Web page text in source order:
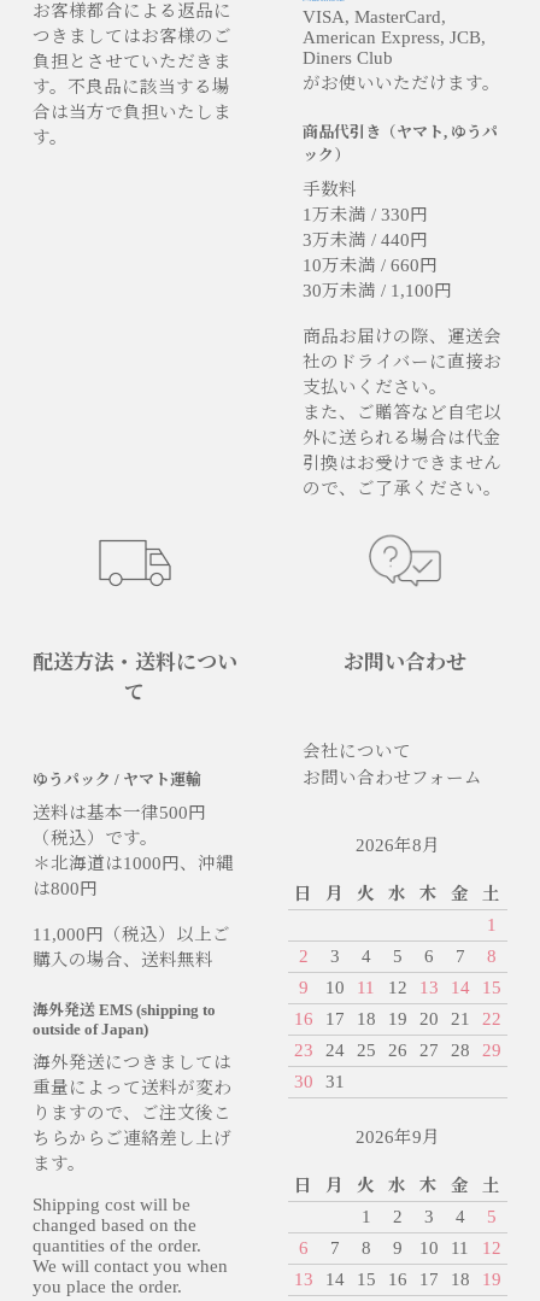
お客様都合による返品に
つきましてはお客様のご
負担とさせていただきま
す。不良品に該当する場
合は当方で負担いたしま
す。
VISA, MasterCard,
American Express, JCB,
Diners Club
がお使いいただけます。
商品代引き（ヤマト, ゆうパ
ック）
手数料
1万未満 / 330円
3万未満 / 440円
10万未満 / 660円
30万未満 / 1,100円
商品お届けの際、運送会
社のドライバーに直接お
支払いください。
また、ご贈答など自宅以
外に送られる場合は代金
引換はお受けできません
ので、ご了承ください。
配送方法・送料につい
て
ゆうパック / ヤマト運輸
送料は基本一律500円
（税込）です。
＊北海道は1000円、沖縄
は800円
11,000円（税込）以上ご
購入の場合、送料無料
海外発送 EMS (shipping to
outside of Japan)
海外発送につきましては
重量によって送料が変わ
りますので、ご注文後こ
ちらからご連絡差し上げ
ます。
Shipping cost will be
changed based on the
quantities of the order.
We will contact you when
you place the order.
お問い合わせ
会社について
お問い合わせフォーム
2026年8月
日 月 火 水 木 金
土
1
2
3 4 5 6 7
8
9
10 11 12 13 14
15
16
17 18 19 20 21
22
23
24 25 26 27 28
29
30
31
2026年9月
日 月 火 水 木 金
土
1
2 3 4
5
6
7 8 9 10 11
12
13
14 15 16 17 18 19